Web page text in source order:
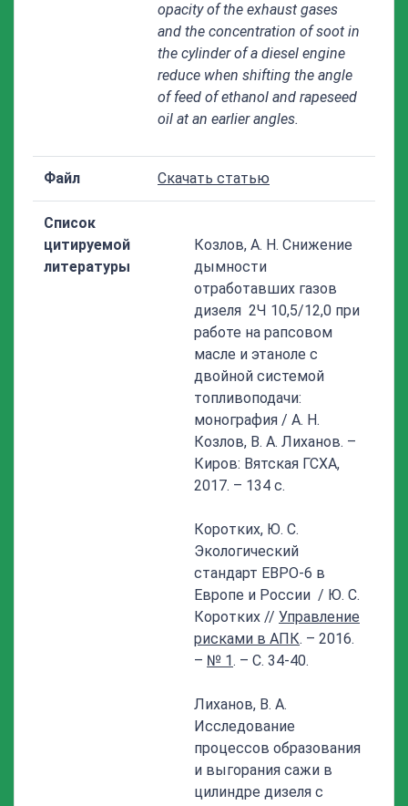
opacity of the exhaust gases
and the concentration of soot in
the cylinder of a diesel engine
reduce when shifting the angle
of feed of ethanol and rapeseed
oil at an earlier angles.
Файл Скачать статью
Список
цитируемой
литературы
Козлов, А. Н. Снижение
дымности
отработавших газов
дизеля 2Ч 10,5/12,0 при
работе на рапсовом
масле и этаноле с
двойной системой
топливоподачи:
монография / А. Н.
Козлов, В. А. Лиханов. –
Киров: Вятская ГСХА,
2017. – 134 с.
Коротких, Ю. С.
Экологический
стандарт ЕВРО-6 в
Европе и России / Ю. С.
Коротких // Управление
рисками в АПК. – 2016.
– № 1. – С. 34-40.
Лиханов, В. А.
Исследование
процессов образования
и выгорания сажи в
цилиндре дизеля с